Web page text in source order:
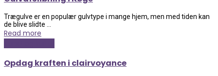
Trægulve er en populær gulvtype i mange hjem, men med tiden kan
de blive slidte ...
Read more
Opdag kraften i clairvoyance